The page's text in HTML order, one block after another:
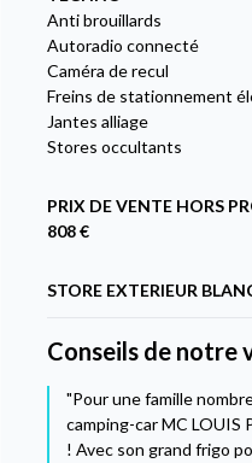
Anti brouillards
Autoradio connecté
Caméra de recul
Freins de stationnement
Jantes alliage
Stores occultants
PRIX DE VENTE HORS
808 €
STORE EXTERIEUR
Conseils de notre
"Pour une famille
camping-car MC LOUIS
! Avec son grand frigo